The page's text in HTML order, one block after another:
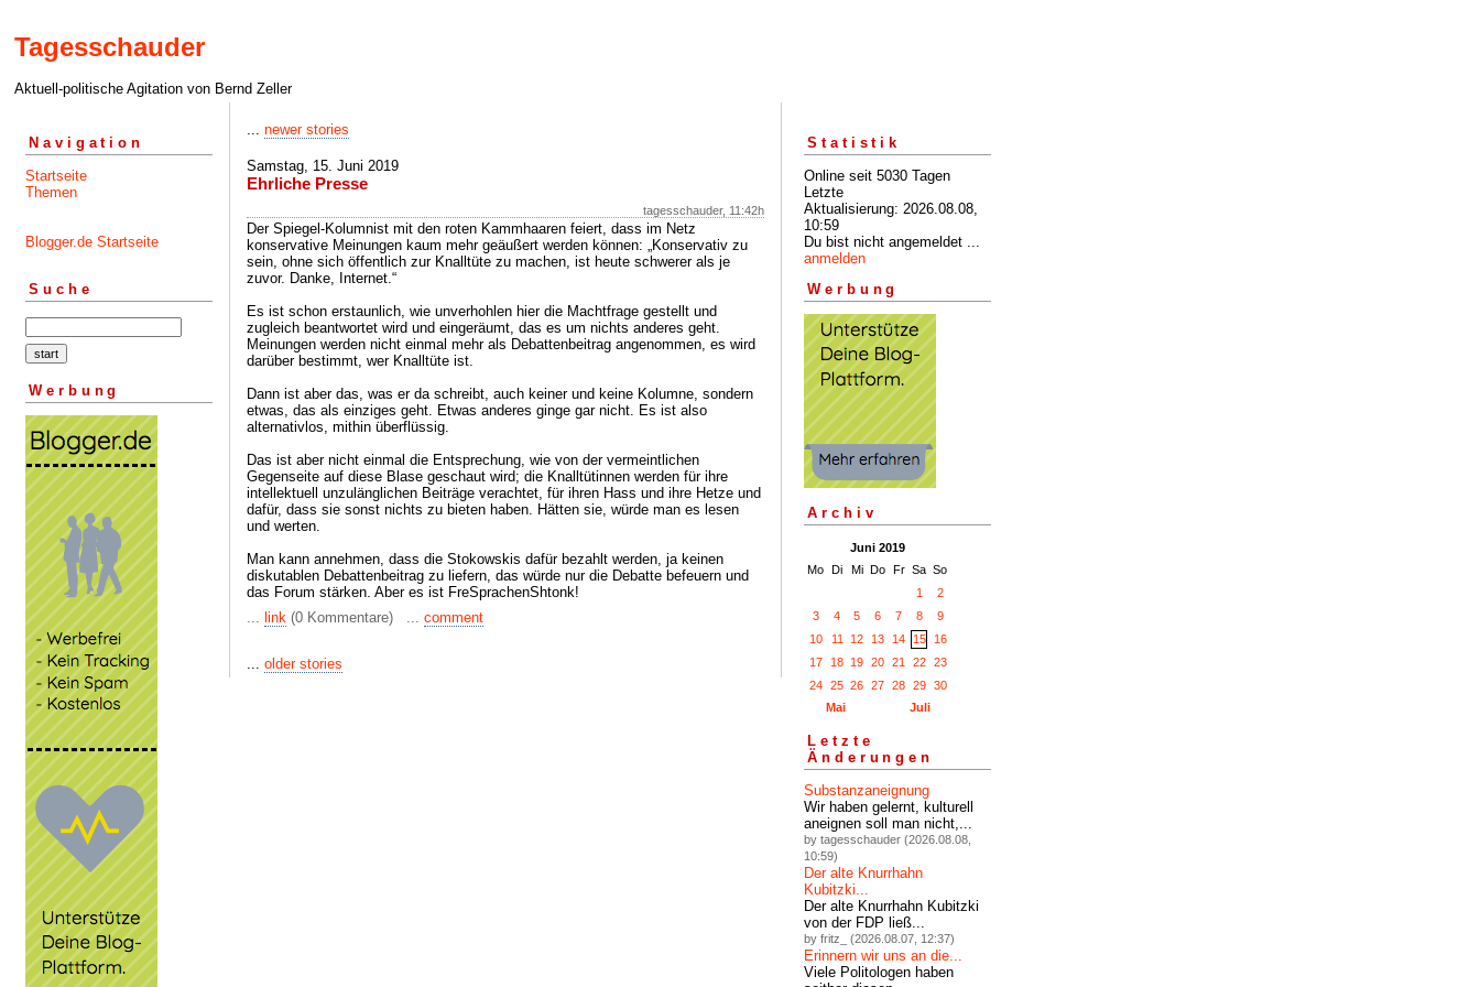
Tagesschauder
Aktuell-politische Agitation von Bernd Zeller
Navigation
Startseite
Themen
Blogger.de Startseite
Suche
Werbung
... newer stories
Samstag, 15. Juni 2019
Ehrliche Presse
tagesschauder, 11:42h
Der Spiegel-Kolumnist mit den roten Kammhaaren feiert, dass im Netz
konservative Meinungen kaum mehr geäußert werden können: „Konservativ zu
sein, ohne sich öffentlich zur Knalltüte zu machen, ist heute schwerer als je
zuvor. Danke, Internet.“
Es ist schon erstaunlich, wie unverhohlen hier die Machtfrage gestellt und
zugleich beantwortet wird und eingeräumt, das es um nichts anderes geht.
Meinungen werden nicht einmal mehr als Debattenbeitrag angenommen, es wird
darüber bestimmt, wer Knalltüte ist.
Dann ist aber das, was er da schreibt, auch keiner und keine Kolumne, sondern
etwas, das als einziges geht. Etwas anderes ginge gar nicht. Es ist also
alternativlos, mithin überflüssig.
Das ist aber nicht einmal die Entsprechung, wie von der vermeintlichen
Gegenseite auf diese Blase geschaut wird; die Knalltütinnen werden für ihre
intellektuell unzulänglichen Beiträge verachtet, für ihren Hass und ihre Hetze und
dafür, dass sie sonst nichts zu bieten haben. Hätten sie, würde man es lesen
und werten.
Man kann annehmen, dass die Stokowskis dafür bezahlt werden, ja keinen
diskutablen Debattenbeitrag zu liefern, das würde nur die Debatte befeuern und
das Forum stärken. Aber es ist FreSprachenShtonk!
... link (0 Kommentare) ... comment
... older stories
Statistik
Online seit 5030 Tagen
Letzte
Aktualisierung: 2026.08.08,
10:59
Du bist nicht angemeldet ...
anmelden
Werbung
Archiv
Juni 2019
Mo Di Mi Do Fr Sa So
1
2
3
4 5 6 7 8
9
10
11 12 13 14 15
16
17
18 19 20 21 22
23
24
25 26 27 28 29
30
Mai
Juli
Letzte
Änderungen
Substanzaneignung
Wir haben gelernt, kulturell
aneignen soll man nicht,...
by tagesschauder (2026.08.08,
10:59)
Der alte Knurrhahn
Kubitzki...
Der alte Knurrhahn Kubitzki
von der FDP ließ...
by fritz_ (2026.08.07, 12:37)
Erinnern wir uns an die...
Viele Politologen haben